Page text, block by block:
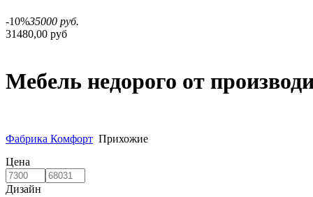
-10%35000 руб.
31480,00 руб
Мебель недорого от
Фабрика Комфорт Прихожие
Цена
Дизайн